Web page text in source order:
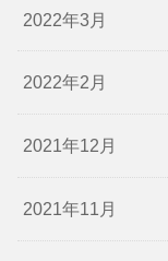
2022年3月
2022年2月
2021年12月
2021年11月